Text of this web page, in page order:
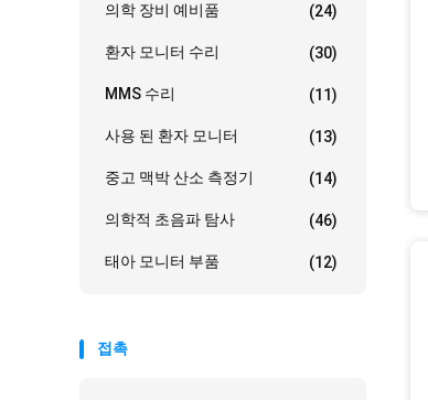
의학 장비 예비품 (24)
환자 모니터 수리 (30)
MMS 수리 (11)
사용 된 환자 모니터 (13)
중고 맥박 산소 측정기 (14)
의학적 초음파 탐사 (46)
태아 모니터 부품 (12)
접촉